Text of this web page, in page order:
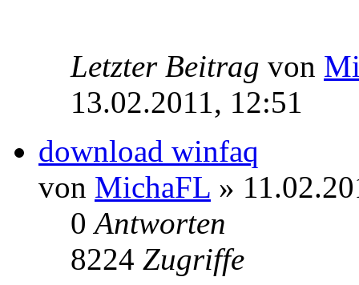
Letzter Beitrag von
13.02.2011, 12:51
download winfaq
von MichaFL »
0Antworten
8224 Zugriffe